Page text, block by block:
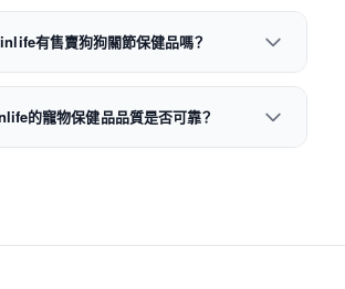
有售賣狗狗關節保健品嗎？
的寵物保健品品質是否可靠？